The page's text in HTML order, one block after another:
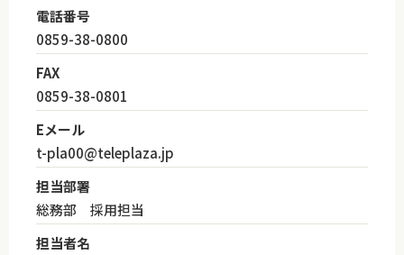
電話番号
0859-38-0800
FAX
0859-38-0801
Eメール
t-pla00@teleplaza.jp
担当部署
総務部 採用担当
担当者名